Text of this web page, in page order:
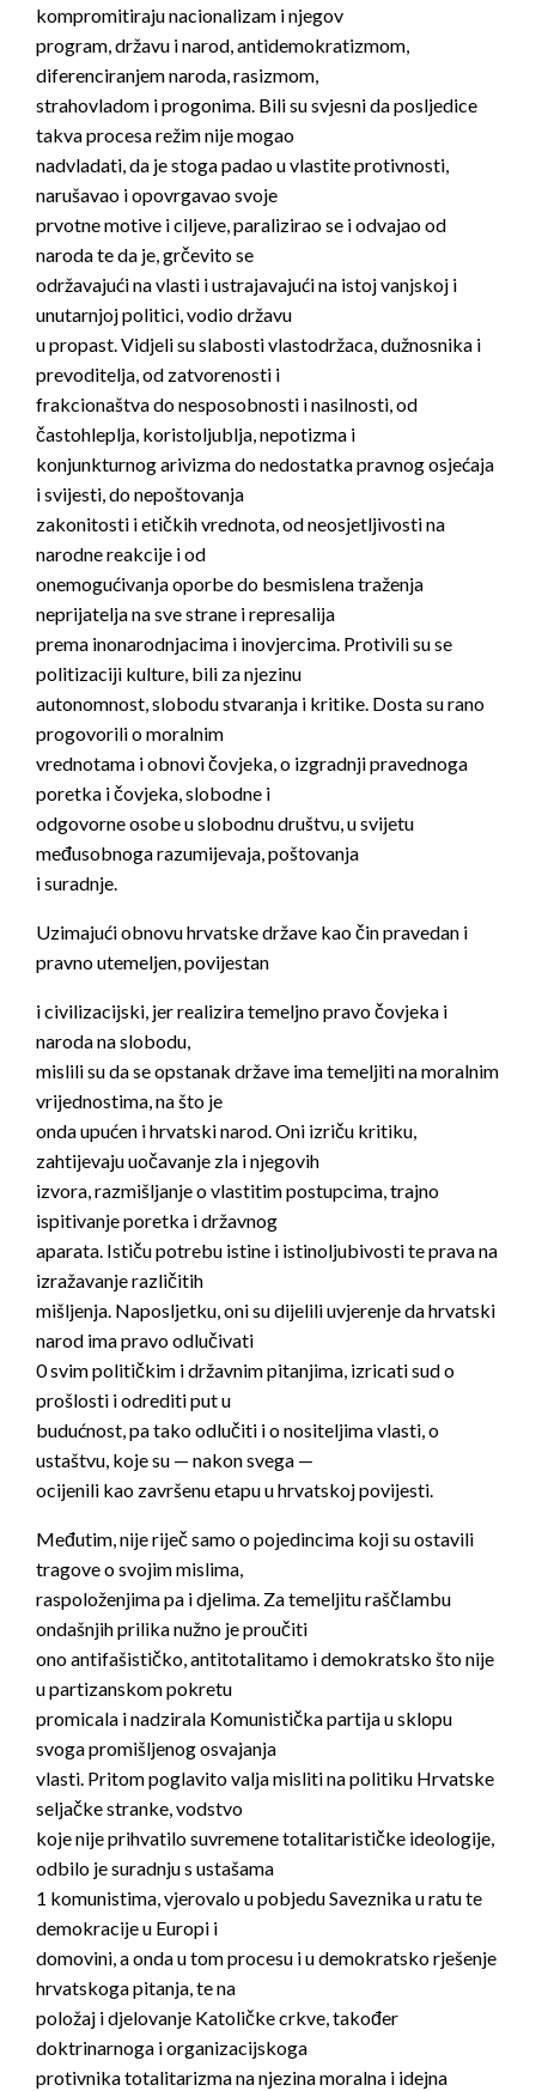
kompromitiraju nacionalizam i njegov
program, državu i narod, antidemokratizmom,
diferenciranjem naroda, rasizmom,
strahovladom i progonima. Bili su svjesni da posljedice
takva procesa režim nije mogao
nadvladati, da je stoga padao u vlastite protivnosti,
narušavao i opovrgavao svoje
prvotne motive i ciljeve, paralizirao se i odvajao od
naroda te da je, grčevito se
održavajući na vlasti i ustrajavajući na istoj vanjskoj i
unutarnjoj politici, vodio državu
u propast. Vidjeli su slabosti vlastodržaca, dužnosnika i
prevoditelja, od zatvorenosti i
frakcionaštva do nesposobnosti i nasilnosti, od
častohleplja, koristoljublja, nepotizma i
konjunkturnog arivizma do nedostatka pravnog osjećaja
i svijesti, do nepoštovanja
zakonitosti i etičkih vrednota, od neosjetljivosti na
narodne reakcije i od
onemogućivanja oporbe do besmislena traženja
neprijatelja na sve strane i represalija
prema inonarodnjacima i inovjercima. Protivili su se
politizaciji kulture, bili za njezinu
autonomnost, slobodu stvaranja i kritike. Dosta su rano
progovorili o moralnim
vrednotama i obnovi čovjeka, o izgradnji pravednoga
poretka i čovjeka, slobodne i
odgovorne osobe u slobodnu društvu, u svijetu
međusobnoga razumijevaja, poštovanja
i suradnje.
Uzimajući obnovu hrvatske države kao čin pravedan i
pravno utemeljen, povijestan
i civilizacijski, jer realizira temeljno pravo čovjeka i
naroda na slobodu,
mislili su da se opstanak države ima temeljiti na moralnim
vrijednostima, na što je
onda upućen i hrvatski narod. Oni izriču kritiku,
zahtijevaju uočavanje zla i njegovih
izvora, razmišljanje o vlastitim postupcima, trajno
ispitivanje poretka i državnog
aparata. Ističu potrebu istine i istinoljubivosti te prava na
izražavanje različitih
mišljenja. Naposljetku, oni su dijelili uvjerenje da hrvatski
narod ima pravo odlučivati
0 svim političkim i državnim pitanjima, izricati sud o
prošlosti i odrediti put u
budućnost, pa tako odlučiti i o nositeljima vlasti, o
ustaštvu, koje su — nakon svega —
ocijenili kao završenu etapu u hrvatskoj povijesti.
Međutim, nije riječ samo o pojedincima koji su ostavili
tragove o svojim mislima,
raspoloženjima pa i djelima. Za temeljitu raščlambu
ondašnjih prilika nužno je proučiti
ono antifašističko, antitotalitamo i demokratsko što nije
u partizanskom pokretu
promicala i nadzirala Komunistička partija u sklopu
svoga promišljenog osvajanja
vlasti. Pritom poglavito valja misliti na politiku Hrvatske
seljačke stranke, vodstvo
koje nije prihvatilo suvremene totalitarističke ideologije,
odbilo je suradnju s ustašama
1 komunistima, vjerovalo u pobjedu Saveznika u ratu te
demokracije u Europi i
domovini, a onda u tom procesu i u demokratsko rješenje
hrvatskoga pitanja, te na
položaj i djelovanje Katoličke crkve, također
doktrinarnoga i organizacijskoga
protivnika totalitarizma na njezina moralna i idejna